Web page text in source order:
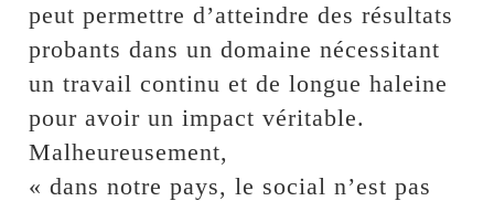
peut permettre d’atteindre des résultats
probants dans un domaine nécessitant
un travail continu et de longue haleine
pour avoir un impact véritable.
Malheureusement,
« dans notre pays, le social n’est pas